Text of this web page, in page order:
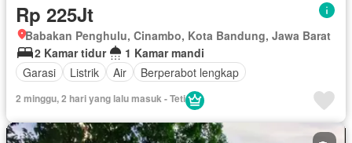
Rp 225Jt
Babakan Penghulu, Cinambo, Kota Bandung, Jawa Barat
2 Kamar tidur
1 Kamar mandi
Garasi
Listrik Air Berperabot lengkap
2 minggu, 2 hari yang lalu masuk - Teti